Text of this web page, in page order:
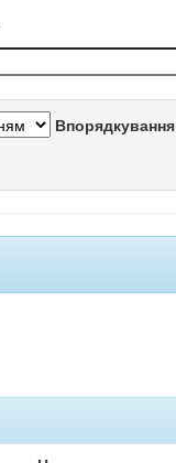
Впорядкування